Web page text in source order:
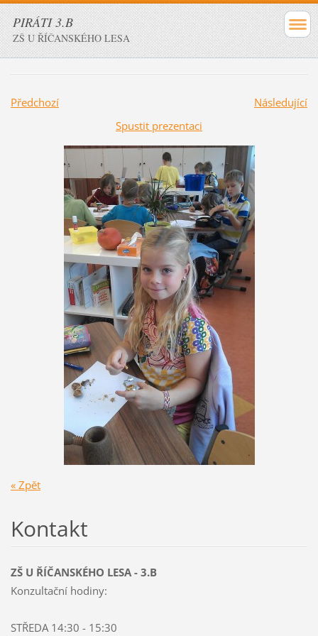
PIRÁTI 3.B
ZŠ U ŘÍČANSKÉHO LESA
Předchozí
Následující
Spustit prezentaci
« Zpět
Kontakt
ZŠ U ŘÍČANSKÉHO LESA - 3.B
Konzultační hodiny:
STŘEDA 14:30 - 15:30